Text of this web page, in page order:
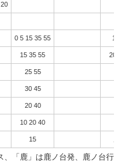
0 5 15 35 55 10
15 35 55 20
25 55
30 45
20 40
10 20 40
15
「鹿」は鹿ノ台発、鹿ノ台行